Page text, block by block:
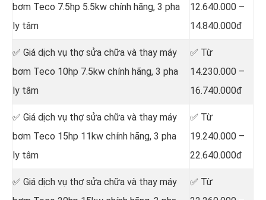
bơm Teco 7.5hp 5.5kw chính hãng, 3 pha
ly tâm
12.640.000 –
14.840.000đ
✅ Giá dịch vụ thợ sửa chữa và thay máy
bơm Teco 10hp 7.5kw chính hãng, 3 pha
ly tâm
✅ Từ
14.230.000 –
16.740.000đ
✅ Giá dịch vụ thợ sửa chữa và thay máy
bơm Teco 15hp 11kw chính hãng, 3 pha
ly tâm
✅ Từ
19.240.000 –
22.640.000đ
✅ Giá dịch vụ thợ sửa chữa và thay máy
✅ Từ